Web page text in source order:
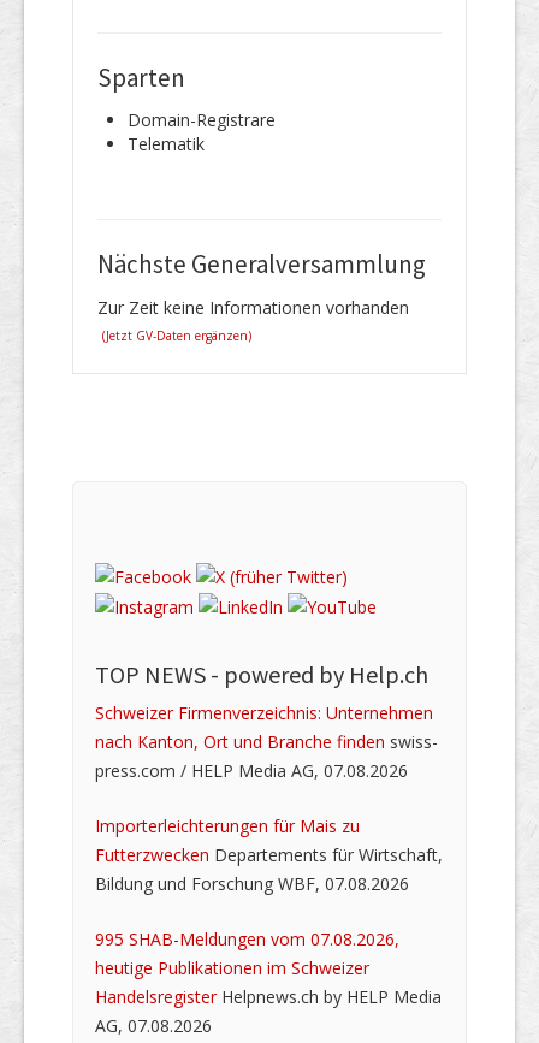
Sparten
Domain-Registrare
Telematik
Nächste Generalversammlung
Zur Zeit keine Informationen vorhanden
(Jetzt GV-Daten ergänzen)
TOP NEWS - powered by Help.ch
Schweizer Firmenverzeichnis: Unternehmen
nach Kanton, Ort und Branche finden swiss-
press.com / HELP Media AG, 07.08.2026
Importerleichterungen für Mais zu
Futterzwecken Departements für Wirtschaft,
Bildung und Forschung WBF, 07.08.2026
995 SHAB-Meldungen vom 07.08.2026,
heutige Publikationen im Schweizer
HandelsregisterHelpnews.ch by HELP Media
AG, 07.08.2026